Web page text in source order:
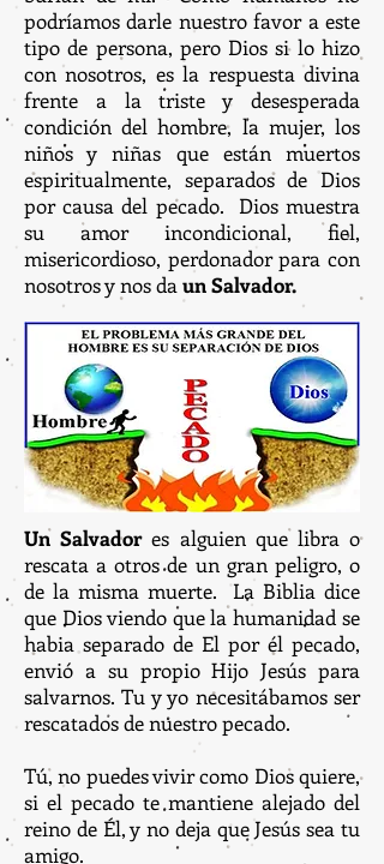
podríamos darle nuestro favor a este
tipo de persona, pero Dios si lo hizo
con nosotros, es la respuesta divina
frente a la triste y desesperada
condición del hombre, la mujer, los
niños y niñas que están muertos
espiritualmente, separados de Dios
por causa del pecado. Dios muestra
su amor incondicional, fiel,
misericordioso, perdonador para con
nosotros y nos daun Salvador.
Un Salvadores alguien que libra o
rescata a otros de un gran peligro, o
de la misma muerte. La Biblia dice
que Dios viendo que la humanidad se
habia separado de El por él pecado,
envió a su propio Hijo Jesús para
salvarnos. Tu y yo necesitábamos ser
rescatados de nuestro pecado.
Tú, no puedes vivir como Dios quiere,
si el pecado te mantiene alejado del
reino de Él, y no deja que Jesús sea tu
amigo.